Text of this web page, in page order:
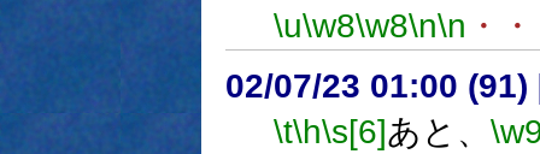
\u\w8\w8\n\n ・
02/07/23 01:00 (91)
\t\h\s[6]あと、